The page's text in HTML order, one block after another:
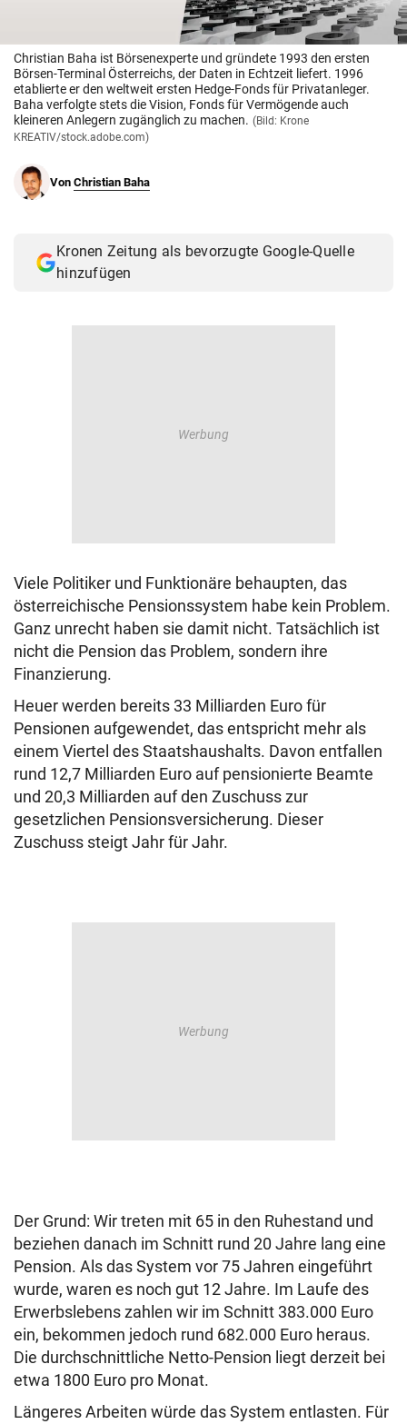
© Krone Multimedia GmbH & Co KG 2026
Christian Baha ist Börsenexperte und gründete 1993 den ersten
Börsen-Terminal Österreichs, der Daten in Echtzeit liefert. 1996
etablierte er den weltweit ersten Hedge-Fonds für Privatanleger.
Baha verfolgte stets die Vision, Fonds für Vermögende auch
kleineren Anlegern zugänglich zu machen. (Bild: Krone
KREATIV/stock.adobe.com)
Von Christian Baha
Kronen Zeitung als bevorzugte Google-Quelle
hinzufügen
Viele Politiker und Funktionäre behaupten, das
österreichische Pensionssystem habe kein Problem.
Ganz unrecht haben sie damit nicht. Tatsächlich ist
nicht die Pension das Problem, sondern ihre
Finanzierung.
Heuer werden bereits 33 Milliarden Euro für
Pensionen aufgewendet, das entspricht mehr als
einem Viertel des Staatshaushalts. Davon entfallen
rund 12,7 Milliarden Euro auf pensionierte Beamte
und 20,3 Milliarden auf den Zuschuss zur
gesetzlichen Pensionsversicherung. Dieser
Zuschuss steigt Jahr für Jahr.
Der Grund: Wir treten mit 65 in den Ruhestand und
beziehen danach im Schnitt rund 20 Jahre lang eine
Pension. Als das System vor 75 Jahren eingeführt
wurde, waren es noch gut 12 Jahre. Im Laufe des
Erwerbslebens zahlen wir im Schnitt 383.000 Euro
ein, bekommen jedoch rund 682.000 Euro heraus.
Die durchschnittliche Netto-Pension liegt derzeit bei
etwa 1800 Euro pro Monat.
Längeres Arbeiten würde das System entlasten. Für